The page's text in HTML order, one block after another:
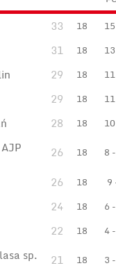
33 18
31 18
29 18
29 18
28 18
26 18 8
26 18 9
24 18 6
22 18 4
sp. 21 18 3